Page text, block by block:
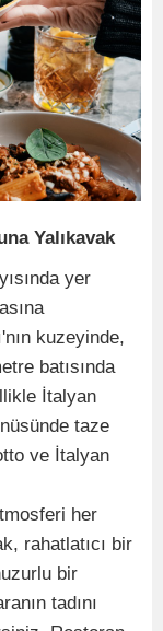
Yalıkavak
yer
kuzeyinde,
batısında
İtalyan
taze
ve İtalyan
her
rahatlatıcı bir
bir
tadını